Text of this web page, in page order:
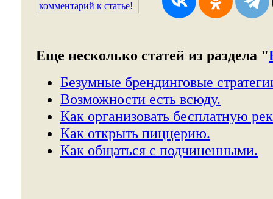
Еще несколько статей из раздела "
Безумные брендинговые
Возможности есть всюду.
Как организовать бесплатную
Как открыть пиццерию.
Как общаться с подчиненными.